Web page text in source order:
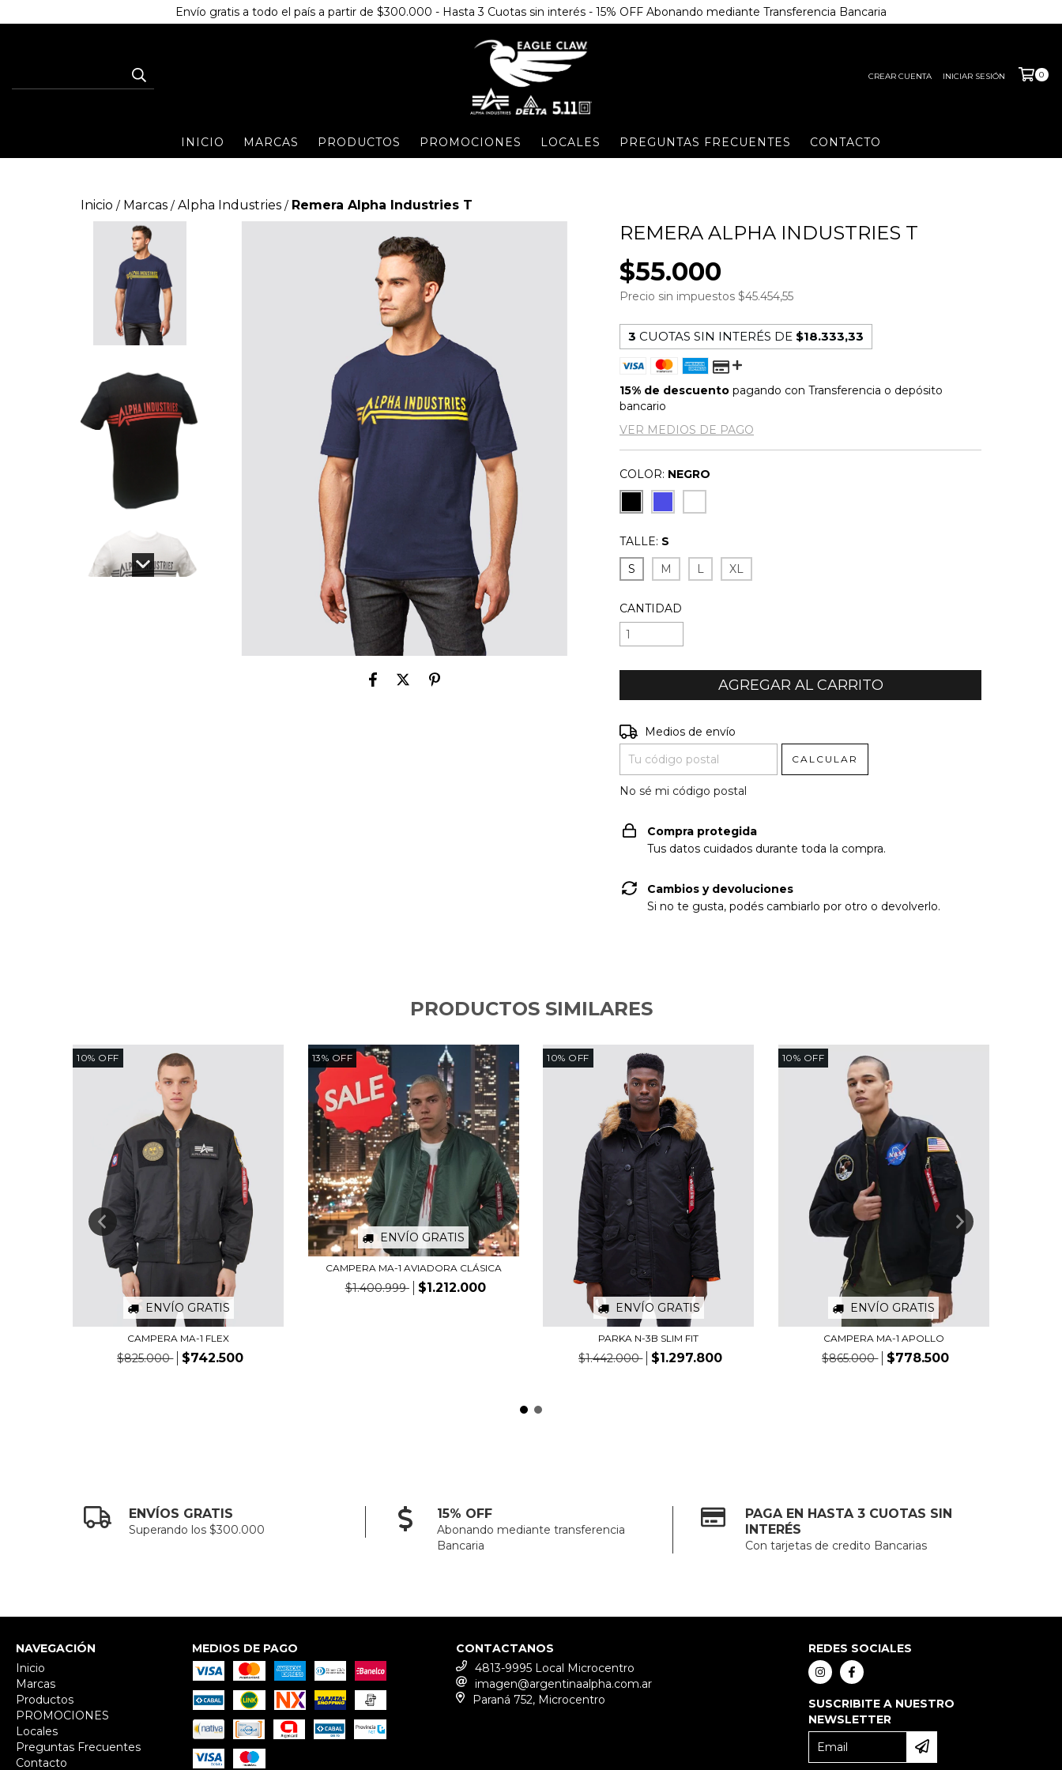
Envío gratis a todo el país a partir de $300.000 - Hasta 3 Cuotas sin interés - 15% OFF Abonando mediante Transferencia Bancaria
CREAR CUENTA INICIAR SESIÓN 0
INICIO MARCAS PRODUCTOS PROMOCIONES LOCALES PREGUNTAS FRECUENTES CONTACTO
Inicio / Marcas / Alpha Industries / Remera Alpha Industries T
REMERA ALPHA INDUSTRIES T
$55.000
Precio sin impuestos$45.454,55
3 CUOTAS SIN INTERÉS DE $18.333,33
15% de descuento pagando con Transferencia o depósito
bancario
VER MEDIOS DE PAGO
COLOR: NEGRO
TALLE: S
S
M L XL
CANTIDAD
Entregas para el CP:
Medios de envío
CALCULAR
No sé mi código postal
Compra protegida
Tus datos cuidados durante toda la compra.
Cambios y devoluciones
Si no te gusta, podés cambiarlo por otro o devolverlo.
PRODUCTOS SIMILARES
10% OFF
ENVÍO GRATIS
CAMPERA MA-1 FLEX
$825.000 $742.500
13% OFF
ENVÍO GRATIS
CAMPERA MA-1 AVIADORA CLÁSICA
$1.400.999 $1.212.000
10% OFF
ENVÍO GRATIS
PARKA N-3B SLIM FIT
$1.442.000 $1.297.800
10% OFF
ENVÍO GRATIS
CAMPERA MA-1 APOLLO
$865.000 $778.500
ENVÍOS GRATIS
Superando los $300.000
15% OFF
Abonando mediante transferencia
Bancaria
PAGA EN HASTA 3 CUOTAS SIN
INTERÉS
Con tarjetas de credito Bancarias
NAVEGACIÓN
Inicio
Marcas
Productos
PROMOCIONES
Locales
Preguntas Frecuentes
Contacto
MEDIOS DE PAGO
CONTACTANOS
4813-9995 Local Microcentro
imagen@argentinaalpha.com.ar
Paraná 752, Microcentro
REDES SOCIALES
SUSCRIBITE A NUESTRO
NEWSLETTER